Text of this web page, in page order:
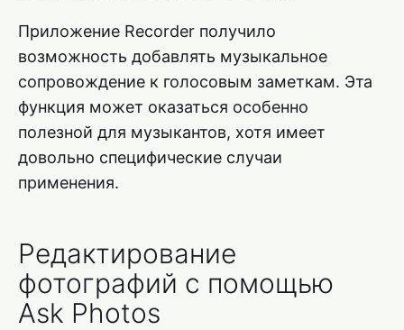
Приложение Recorder получило
возможность добавлять музыкальное
сопровождение к голосовым заметкам. Эта
функция может оказаться особенно
полезной для музыкантов, хотя имеет
довольно специфические случаи
применения.
Редактирование
фотографий с помощью
Ask Photos